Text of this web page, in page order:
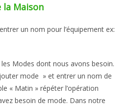
la Maison
un nom pour l’équipement ex:
Modes dont nous avons besoin.
mode » et entrer un nom de
« Matin » répéter l’opération
besoin de mode. Dans notre